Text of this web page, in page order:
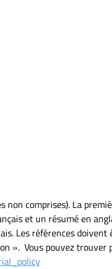
comprises). La
et un résumé en
Les références
». Vous pouvez trouver